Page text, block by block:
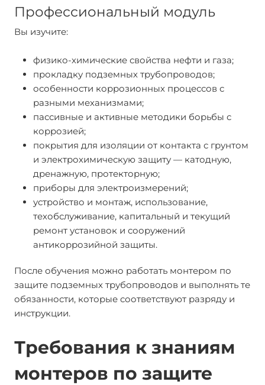
Профессиональный модуль
Вы изучите:
физико-химические свойства нефти и газа;
прокладку подземных трубопроводов;
особенности коррозионных процессов с
разными механизмами;
пассивные и активные методики борьбы с
коррозией;
покрытия для изоляции от контакта с грунтом
и электрохимическую защиту — катодную,
дренажную, протекторную;
приборы для электроизмерений;
устройство и монтаж, использование,
техобслуживание, капитальный и текущий
ремонт установок и сооружений
антикоррозийной защиты.
После обучения можно работать монтером по
защите подземных трубопроводов и выполнять те
обязанности, которые соответствуют разряду и
инструкции.
Требования к знаниям
монтеров по защите